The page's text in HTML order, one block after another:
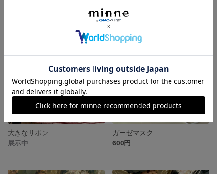
大きなリボン
展示中
ガーゼマスク
600円